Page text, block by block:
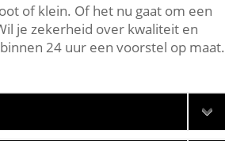
of klein.​ Of het nu gaat om een
je zekerheid over kwaliteit en
24 uur een voorstel op maat.​